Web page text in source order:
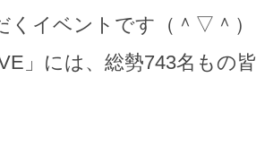
くイベントです（＾▽＾）
」には、総勢743名もの